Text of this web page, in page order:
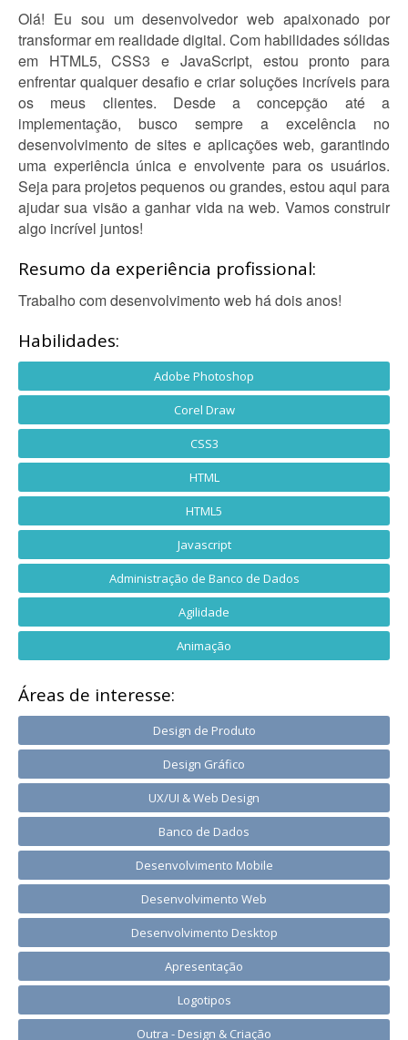
Olá! Eu sou um desenvolvedor web apaixonado por
transformar em realidade digital. Com habilidades sólidas
em HTML5, CSS3 e JavaScript, estou pronto para
enfrentar qualquer desafio e criar soluções incríveis para
os meus clientes. Desde a concepção até a
implementação, busco sempre a excelência no
desenvolvimento de sites e aplicações web, garantindo
uma experiência única e envolvente para os usuários.
Seja para projetos pequenos ou grandes, estou aqui para
ajudar sua visão a ganhar vida na web. Vamos construir
algo incrível juntos!
Resumo da experiência profissional:
Trabalho com desenvolvimento web há dois anos!
Habilidades:
Adobe Photoshop
Corel Draw
CSS3
HTML
HTML5
Javascript
Administração de Banco de Dados
Agilidade
Animação
Áreas de interesse:
Design de Produto
Design Gráfico
UX/UI & Web Design
Banco de Dados
Desenvolvimento Mobile
Desenvolvimento Web
Desenvolvimento Desktop
Apresentação
Logotipos
Outra - Design & Criação